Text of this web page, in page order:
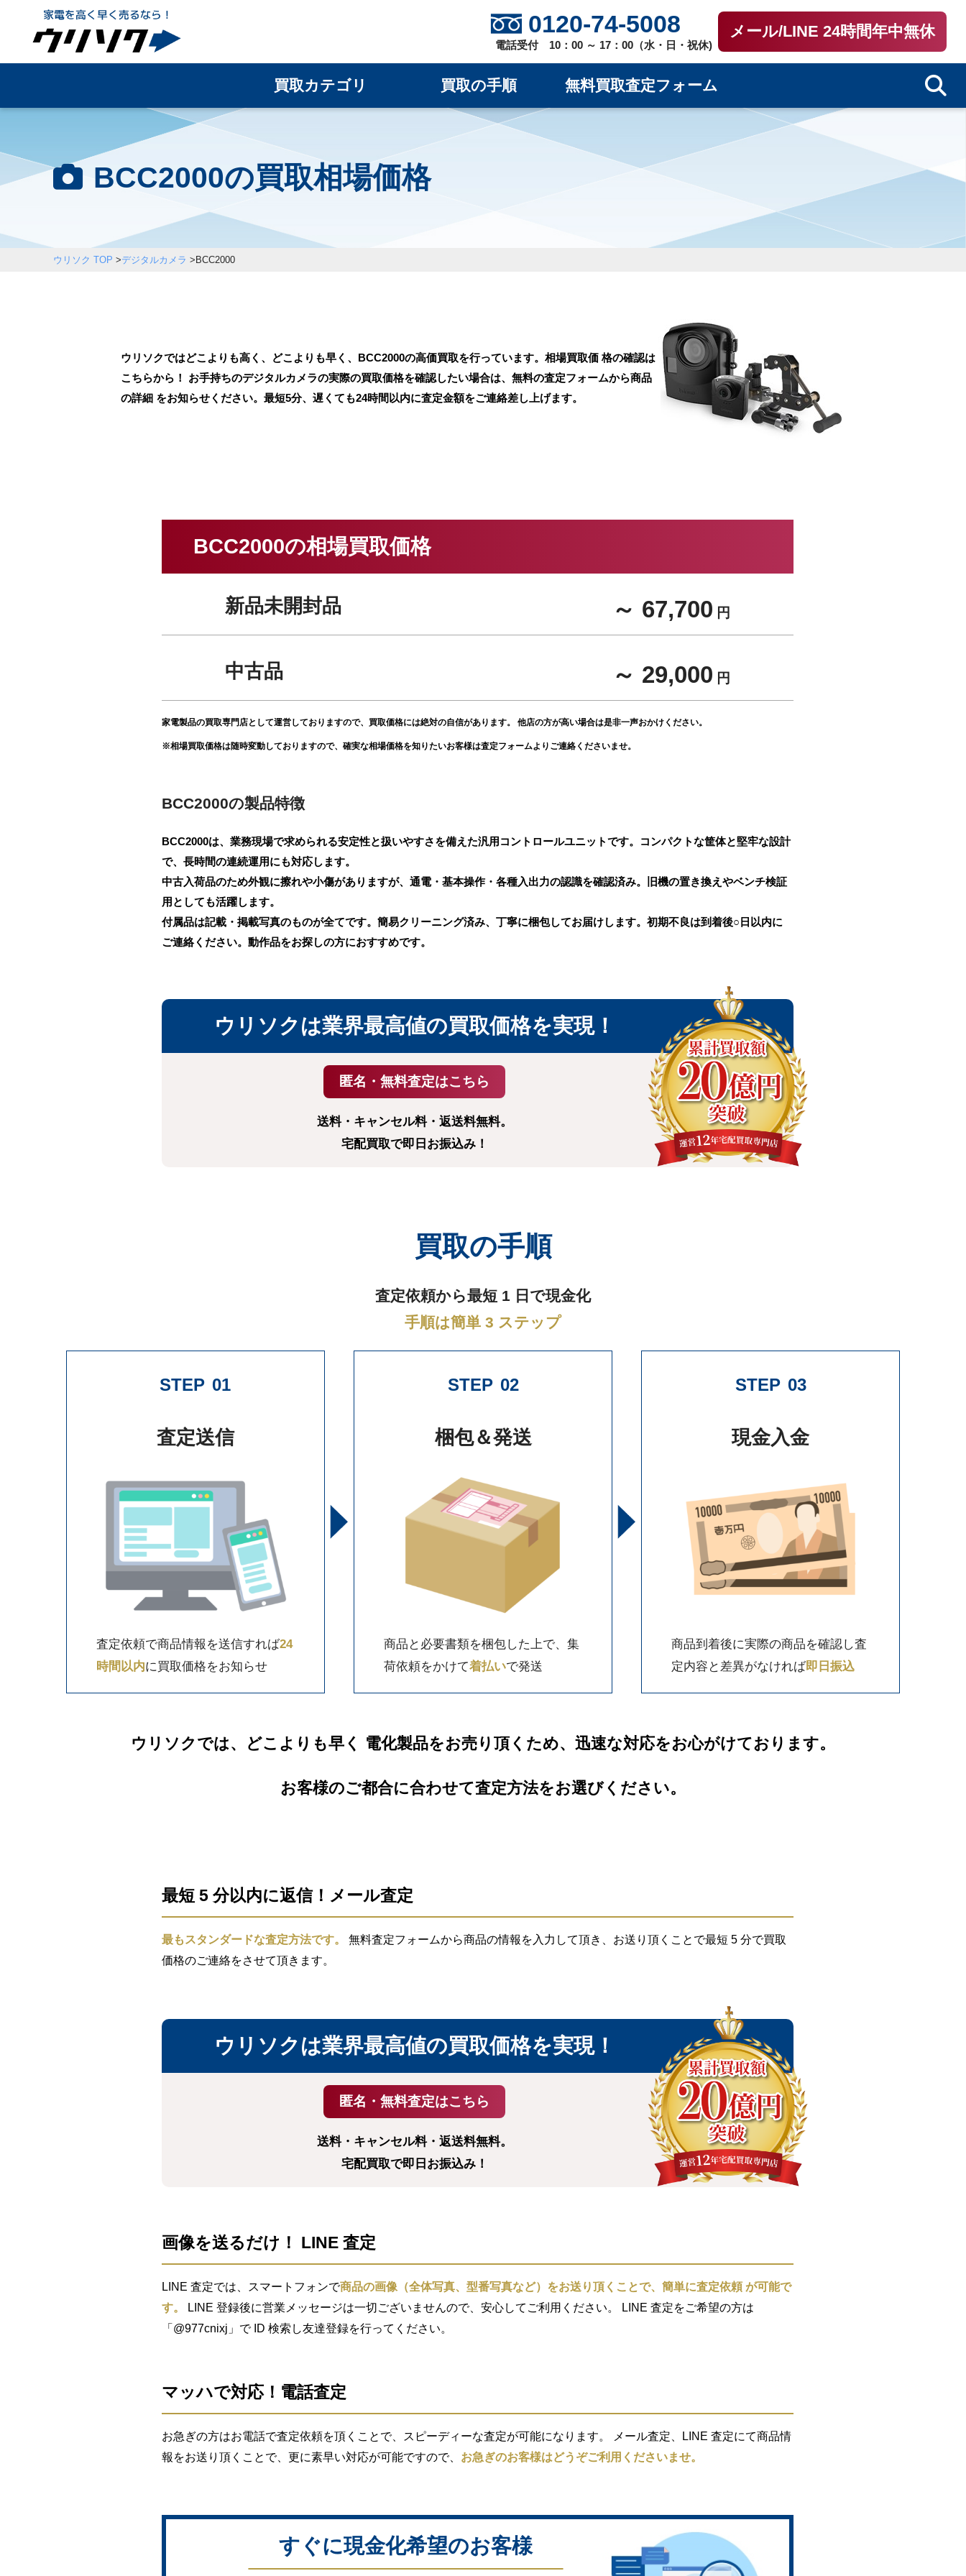
0120-74-5008
電話受付 10：00 ～ 17：00（水・日・祝休)
メール/LINE 24時間年中無休
買取カテゴリ 買取の手順 無料買取査定フォーム
BCC2000の買取相場価格
ウリソク TOP >デジタルカメラ > BCC2000
ウリソクではどこよりも高く、どこよりも早く、BCC2000の高価買取を行っています。相場買取価 格の確認は
こちらから！ お手持ちのデジタルカメラの実際の買取価格を確認したい場合は、無料の査定フォームから商品
の詳細 をお知らせください。最短5分、遅くても24時間以内に査定金額をご連絡差し上げます。
BCC2000の相場買取価格
新品未開封品 ～ 67,700 円
中古品 ～ 29,000 円
家電製品の買取専門店として運営しておりますので、買取価格には絶対の自信があります。 他店の方が高い場合は是非一声おかけください。
※相場買取価格は随時変動しておりますので、確実な相場価格を知りたいお客様は査定フォームよりご連絡くださいませ。
BCC2000の製品特徴
BCC2000は、業務現場で求められる安定性と扱いやすさを備えた汎用コントロールユニットです。コンパクトな筐体と堅牢な設計
で、長時間の連続運用にも対応します。
中古入荷品のため外観に擦れや小傷がありますが、通電・基本操作・各種入出力の認識を確認済み。旧機の置き換えやベンチ検証
用としても活躍します。
付属品は記載・掲載写真のものが全てです。簡易クリーニング済み、丁寧に梱包してお届けします。初期不良は到着後○日以内に
ご連絡ください。動作品をお探しの方におすすめです。
ウリソクは業界最高値の買取価格を実現！
送料・キャンセル料・返送料無料。
宅配買取で即日お振込み！
買取の手順
査定依頼から最短 1 日で現金化
手順は簡単 3 ステップ
STEP 01
査定送信
査定依頼で商品情報を送信すれば24
時間以内に買取価格をお知らせ
STEP 02
梱包＆発送
商品と必要書類を梱包した上で、集
荷依頼をかけて着払いで発送
STEP 03
現金入金
商品到着後に実際の商品を確認し査
定内容と差異がなければ即日振込
ウリソクでは、どこよりも早く 電化製品をお売り頂くため、迅速な対応をお心がけております。
お客様のご都合に合わせて査定方法をお選びください。
最短 5 分以内に返信！メール査定
最もスタンダードな査定方法です。
無料査定フォームから商品の情報を入力して頂き、お送り頂くことで最短 5 分で買取
価格のご連絡をさせて頂きます。
ウリソクは業界最高値の買取価格を実現！
送料・キャンセル料・返送料無料。
宅配買取で即日お振込み！
画像を送るだけ！ LINE 査定
LINE 査定では、スマートフォンで商品の画像（全体写真、型番写真など）をお送り頂くことで、簡単に査定依頼 が可能で
す。
LINE 登録後に営業メッセージは一切ございませんので、安心してご利用ください。 LINE 査定をご希望の方は
「@977cnixj」で ID 検索し友達登録を行ってください。
マッハで対応！電話査定
お急ぎの方はお電話で査定依頼を頂くことで、スピーディーな査定が可能になります。 メール査定、LINE 査定にて商品情
報をお送り頂くことで、更に素早い対応が可能ですので、 お急ぎのお客様はどうぞご利用くださいませ。
すぐに現金化希望のお客様